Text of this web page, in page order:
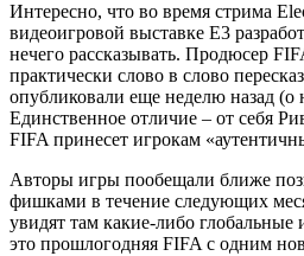
Интересно, что во время стрима
видеоигровой выставке E3
нечего рассказывать. Продюсер
практически слово в слово
опубликовали еще неделю назад (о
Единственное отличие – от себя
FIFA принесет игрокам
Авторы игры пообещали ближе
фишками в течение следующих
увидят там какие-либо
это прошлогодняя FIFA с одним